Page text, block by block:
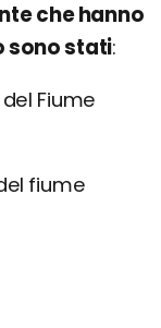
che hanno
sono stati:
Fiume
fiume